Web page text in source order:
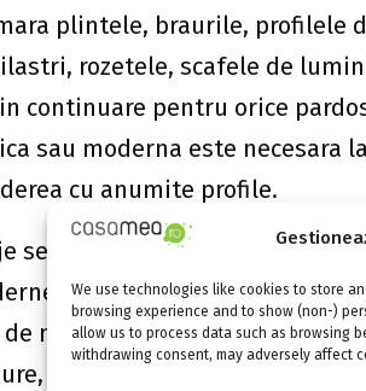
We use technologies like cookies to store
browsing experience and to show (non-)
allow us to process data such as browsing
withdrawing consent, may adversely affect
plintele, braurile, profilele
rozetele, scafele de
continuare pentru orice
sau moderna este necesara
cu anumite profile.
se realizau din ipsos, versiune
sunt din poliuretan de
montat, putand fi vopsite cu
cu montaj rapid si tratate